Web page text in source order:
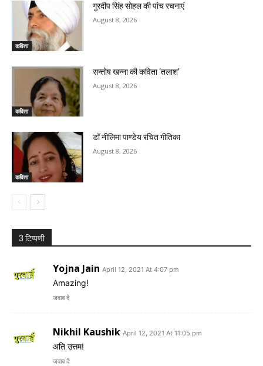
कविता
गुरदीप सिंह सोहल की पांच रचनाएं
August 8, 2026
कविता
सन्तोष खन्ना की कविता ‘तलाश’
August 8, 2026
कविता
डॉ नीलिमा पाण्डेय रचित गीतिका
August 8, 2026
3 टिप्पणी
Yojna Jain April 12, 2021 At 4:07 pm
Amazing!
जवाब दें
Nikhil Kaushik April 12, 2021 At 11:05 pm
अति उत्तम!
जवाब दें